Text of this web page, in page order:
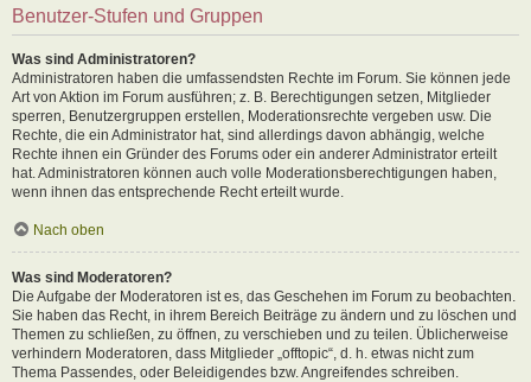
Benutzer-Stufen und Gruppen
Was sind Administratoren?
Administratoren haben die umfassendsten Rechte im Forum. Sie können jede
Art von Aktion im Forum ausführen; z. B. Berechtigungen setzen, Mitglieder
sperren, Benutzergruppen erstellen, Moderationsrechte vergeben usw. Die
Rechte, die ein Administrator hat, sind allerdings davon abhängig, welche
Rechte ihnen ein Gründer des Forums oder ein anderer Administrator erteilt
hat. Administratoren können auch volle Moderationsberechtigungen haben,
wenn ihnen das entsprechende Recht erteilt wurde.
Nach oben
Was sind Moderatoren?
Die Aufgabe der Moderatoren ist es, das Geschehen im Forum zu beobachten.
Sie haben das Recht, in ihrem Bereich Beiträge zu ändern und zu löschen und
Themen zu schließen, zu öffnen, zu verschieben und zu teilen. Üblicherweise
verhindern Moderatoren, dass Mitglieder „offtopic“, d. h. etwas nicht zum
Thema Passendes, oder Beleidigendes bzw. Angreifendes schreiben.